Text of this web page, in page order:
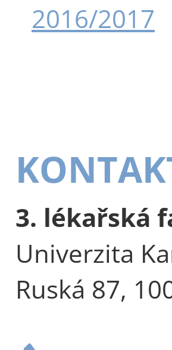
2016/2017
3. lékařská
Univerzita
Ruská 87,